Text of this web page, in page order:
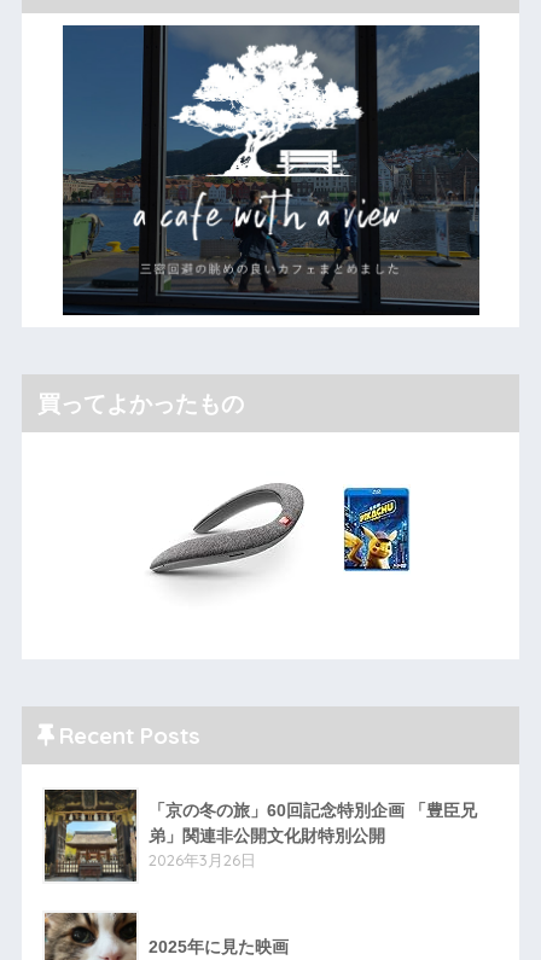
買ってよかったもの
Recent Posts
「京の冬の旅」60回記念特別企画 「豊臣兄
弟」関連非公開文化財特別公開
2026年3月26日
2025年に見た映画